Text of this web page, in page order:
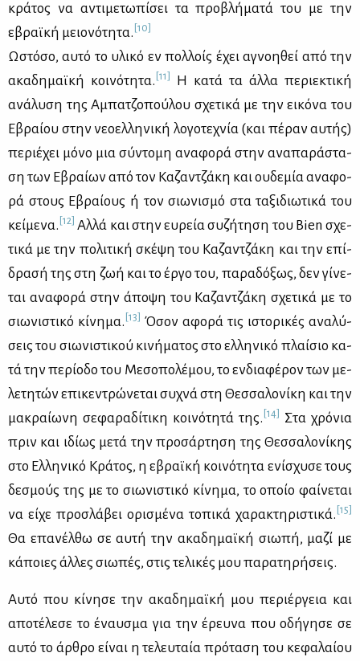
κρά­τος να αντι­με­τω­πί­σει τα προ­βλή­μα­τά του με την
εβραϊ­κή μειο­νό­τη­τα. [10]
Ωστό­σο, αυ­τό το υλι­κό εν πολ­λοίς έχει αγνοη­θεί από την
ακα­δη­μαϊ­κή κοι­νό­τη­τα. [11]
Η κα­τά τα άλ­λα πε­ριε­κτι­κή
ανά­λυ­ση της Αμπα­τζο­πού­λου σχε­τι­κά με την ει­κό­να του
Εβραί­ου στην νε­ο­ελ­λη­νι­κή λο­γο­τε­χνία (και πέ­ραν αυ­τής)
πε­ριέ­χει μό­νο μια σύ­ντο­μη ανα­φο­ρά στην ανα­πα­ρά­στα­
ση των Εβραί­ων από τον Κα­ζαν­τζά­κη και ου­δε­μία ανα­φο­
ρά στους Εβραί­ους ή τον σιω­νι­σμό στα τα­ξι­διω­τι­κά του
κεί­με­να. [12] Αλ­λά και στην ευ­ρεία συ­ζή­τη­ση του Bien σχε­
τι­κά με την πο­λι­τι­κή σκέ­ψη του Κα­ζαν­τζά­κη και την επί­
δρα­σή της στη ζωή και το έρ­γο του, πα­ρα­δό­ξως, δεν γί­νε­
ται ανα­φο­ρά στην άπο­ψη του Κα­ζαν­τζά­κη σχε­τι­κά με το
σιω­νι­στι­κό κί­νη­μα. [13] Όσον αφο­ρά τις ιστο­ρι­κές ανα­λύ­
σεις του σιω­νι­στι­κού κι­νή­μα­τος στο ελ­λη­νι­κό πλαί­σιο κα­
τά την πε­ρί­ο­δο του Με­σο­πο­λέ­μου, το εν­δια­φέ­ρον των με­
λε­τη­τών επι­κε­ντρώ­νε­ται συ­χνά στη Θεσ­σα­λο­νί­κη και την
μα­κραί­ω­νη σε­φα­ρα­δί­τι­κη κοι­νό­τη­τά της. [14] Στα χρό­νια
πριν και ιδί­ως με­τά την προ­σάρ­τη­ση της Θεσ­σα­λο­νί­κης
στο Ελ­λη­νι­κό Κρά­τος, η εβραϊ­κή κοι­νό­τη­τα ενί­σχυ­σε τους
δε­σμούς της με το σιω­νι­στι­κό κί­νη­μα, το οποίο φαί­νε­ται
να εί­χε προ­σλά­βει ορι­σμέ­να το­πι­κά χα­ρα­κτη­ρι­στι­κά. [15]
Θα επα­νέλ­θω σε αυ­τή την ακα­δη­μαϊ­κή σιω­πή, μα­ζί με
κά­ποιες άλ­λες σιω­πές, στις τε­λι­κές μου πα­ρα­τη­ρή­σεις.
Αυ­τό που κί­νη­σε την ακα­δη­μαϊ­κή μου πε­ριέρ­γεια και
απο­τέ­λε­σε το έναυ­σμα για την έρευ­να που οδή­γη­σε σε
αυ­τό το άρ­θρο εί­ναι η τε­λευ­ταία πρό­τα­ση του κε­φα­λαί­ου